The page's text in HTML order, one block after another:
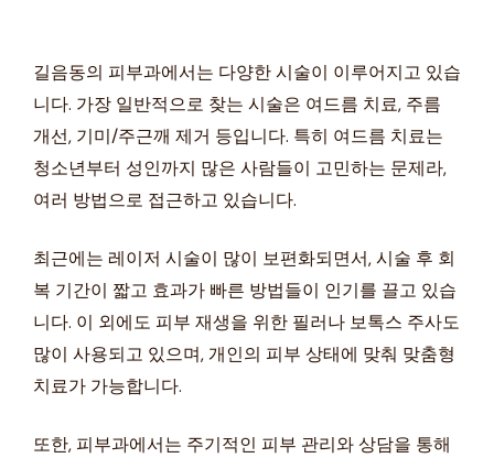
길음동의 피부과에서는 다양한 시술이 이루어지고 있습
니다. 가장 일반적으로 찾는 시술은 여드름 치료, 주름
개선, 기미/주근깨 제거 등입니다. 특히 여드름 치료는
청소년부터 성인까지 많은 사람들이 고민하는 문제라,
여러 방법으로 접근하고 있습니다.
최근에는 레이저 시술이 많이 보편화되면서, 시술 후 회
복 기간이 짧고 효과가 빠른 방법들이 인기를 끌고 있습
니다. 이 외에도 피부 재생을 위한 필러나 보톡스 주사도
많이 사용되고 있으며, 개인의 피부 상태에 맞춰 맞춤형
치료가 가능합니다.
또한, 피부과에서는 주기적인 피부 관리와 상담을 통해